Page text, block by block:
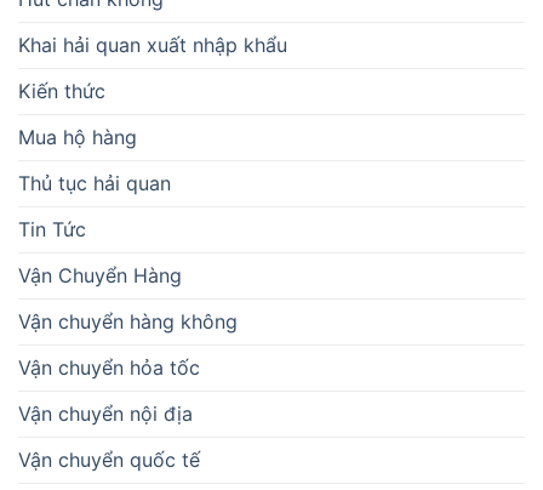
Khai hải quan xuất nhập khẩu
Kiến thức
Mua hộ hàng
Thủ tục hải quan
Tin Tức
Vận Chuyển Hàng
Vận chuyển hàng không
Vận chuyển hỏa tốc
Vận chuyển nội địa
Vận chuyển quốc tế